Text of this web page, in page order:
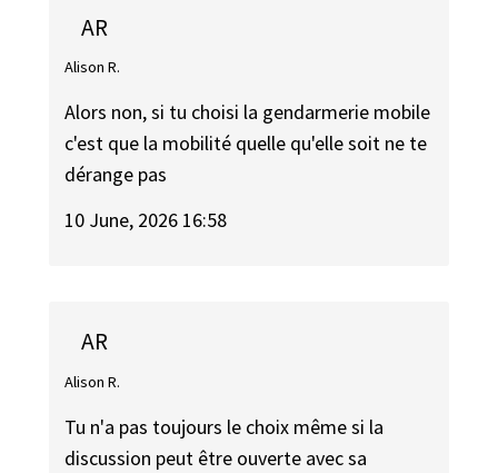
AR
Alison R.
Alors non, si tu choisi la gendarmerie mobile
c'est que la mobilité quelle qu'elle soit ne te
dérange pas
10 June, 2026 16:58
AR
Alison R.
Tu n'a pas toujours le choix même si la
discussion peut être ouverte avec sa